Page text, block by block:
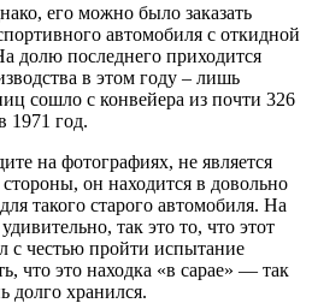
его можно было заказать
автомобиля с откидной
долю последнего приходится
в этом году – лишь
сошло с конвейера из почти 326
1971 год.
на фотографиях, не является
он находится в довольно
такого старого автомобиля. На
так это то, что этот
с честью пройти испытание
что это находка «в сарае» — так
долго хранился.